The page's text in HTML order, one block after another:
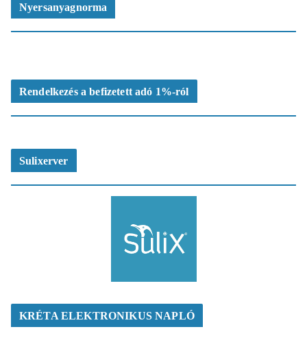
Nyersanyagnorma
Rendelkezés a befizetett adó 1%-ról
Sulixerver
KRÉTA ELEKTRONIKUS NAPLÓ